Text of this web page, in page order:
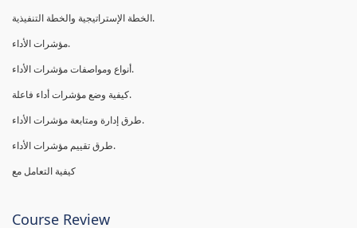
الخطة الإستراتيجية والخطة التنفيذية.
مؤشرات الأداء.
أنواع ومواصفات مؤشرات الأداء.
كيفية وضع مؤشرات أداء فاعلة.
طرق إدارة ومتابعة مؤشرات الأداء.
طرق تقييم مؤشرات الأداء.
كيفية التعامل مع
Course Review